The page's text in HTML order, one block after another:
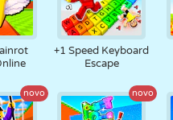
+1 Speed Keyboard
Escape
novo novo